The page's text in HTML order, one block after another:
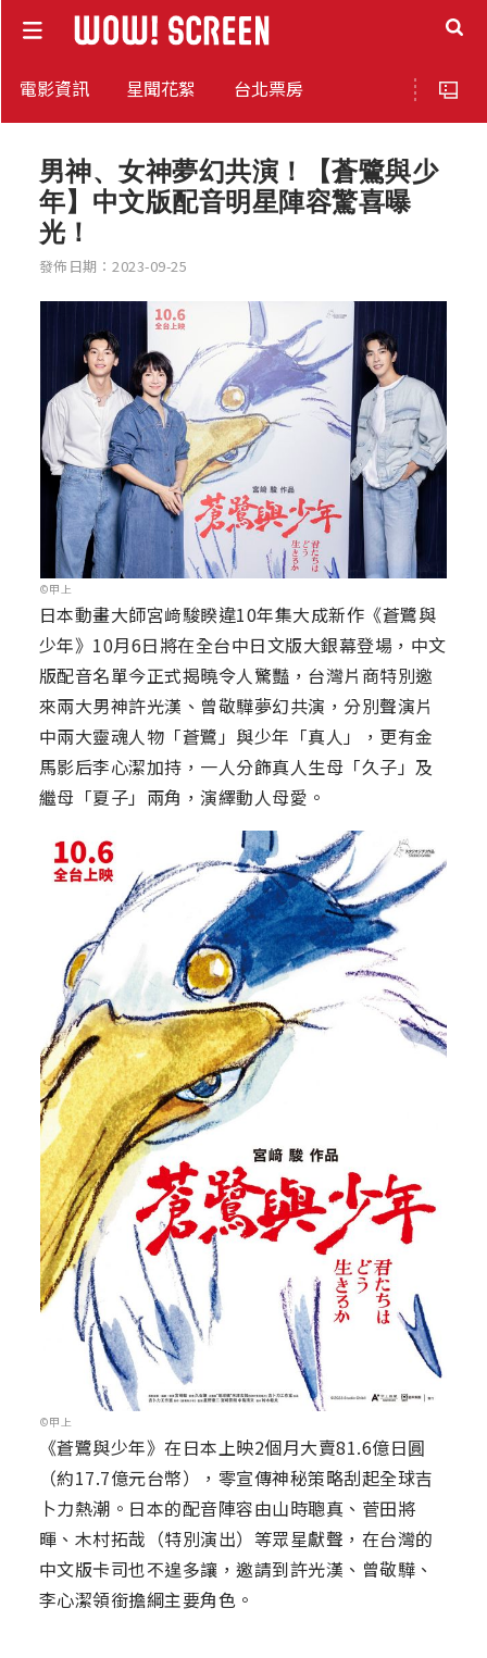
電影資訊 星聞花絮 台北票房
男神、女神夢幻共演！【蒼鷺與少
年】中文版配音明星陣容驚喜曝
光！
發佈日期：2023-09-25
©甲上
日本動畫大師宮﨑駿睽違10年集大成新作《蒼鷺與
少年》10月6日將在全台中日文版大銀幕登場，中文
版配音名單今正式揭曉令人驚豔，台灣片商特別邀
來兩大男神許光漢、曾敬驊夢幻共演，分別聲演片
中兩大靈魂人物「蒼鷺」與少年「真人」，更有金
馬影后李心潔加持，一人分飾真人生母「久子」及
繼母「夏子」兩角，演繹動人母愛。
©甲上
《蒼鷺與少年》在日本上映2個月大賣81.6億日圓
（約17.7億元台幣），零宣傳神秘策略刮起全球吉
卜力熱潮。日本的配音陣容由山時聰真、菅田將
暉、木村拓哉（特別演出）等眾星獻聲，在台灣的
中文版卡司也不遑多讓，邀請到許光漢、曾敬驊、
李心潔領銜擔綱主要角色。